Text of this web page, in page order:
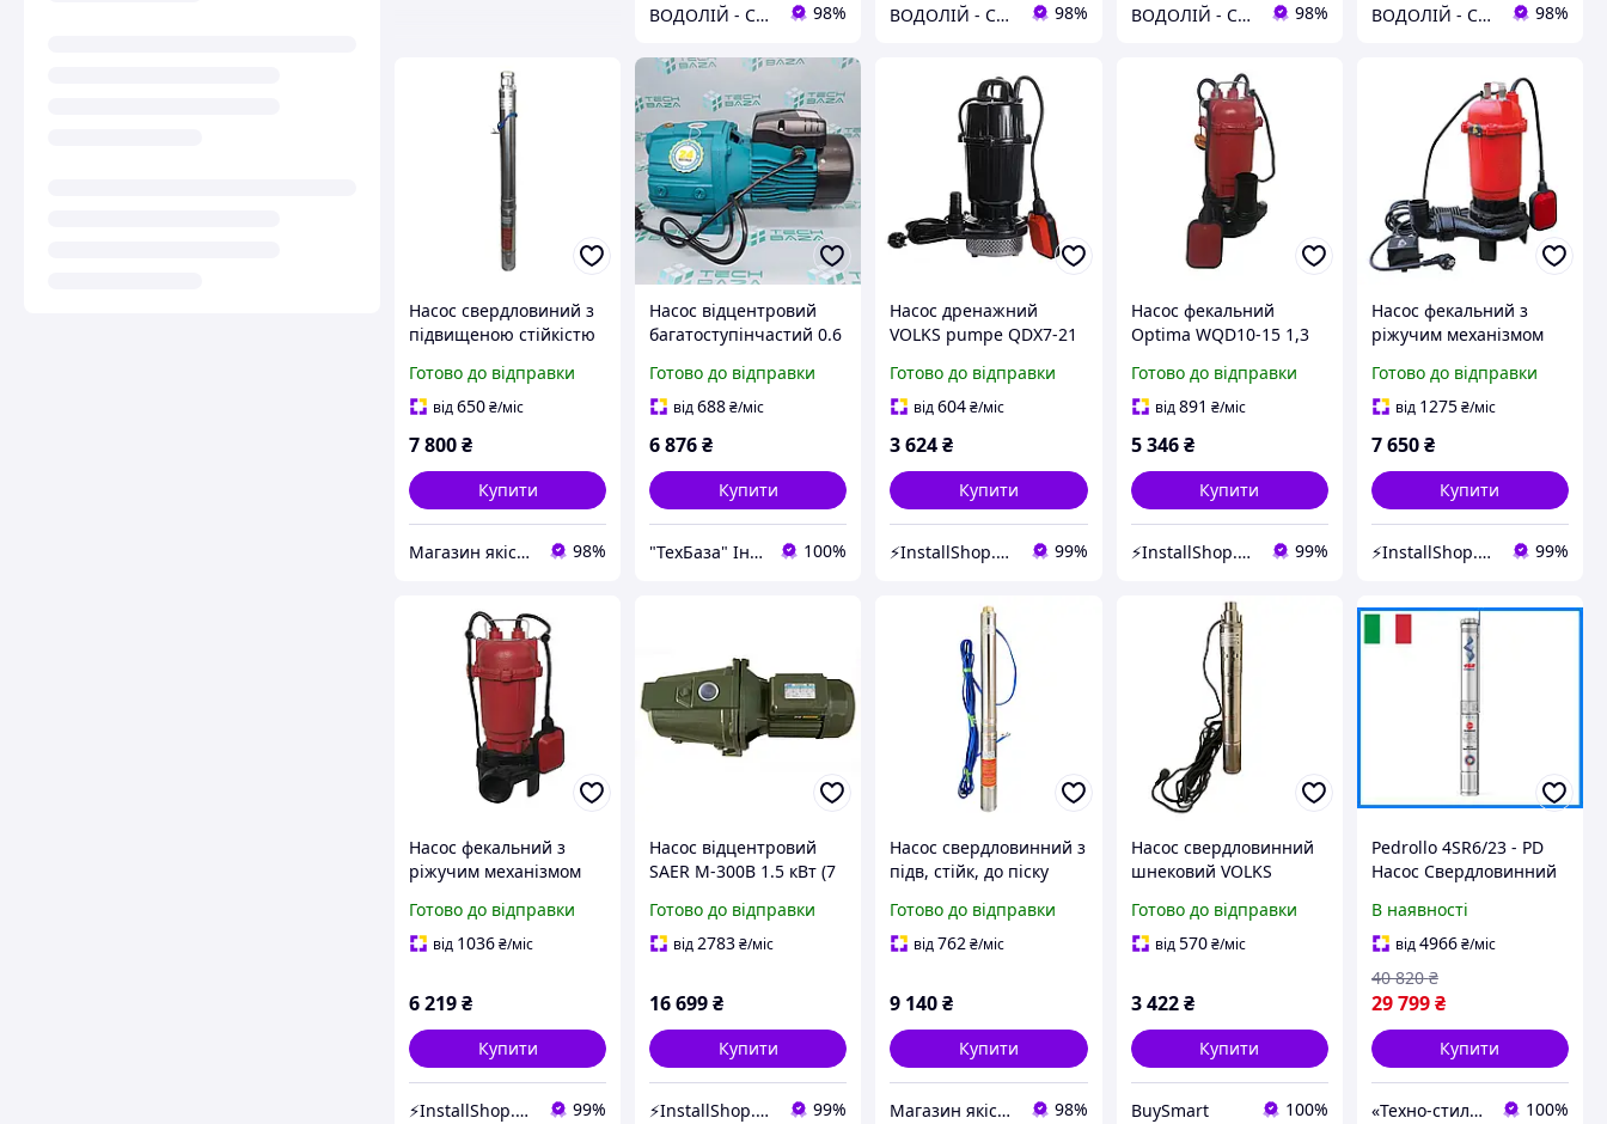
ВОДОЛІЙ - СЕРВІС 98% ВОДОЛІЙ - СЕРВІС 98% ВОДОЛІЙ - СЕРВІС 98% ВОДОЛІЙ - СЕРВІС 98%
Насос свердловиний з
підвищеною стійкістю
3SDm2,5/20 0,75 кВт
90м + 1,5 м кабель
Готово до відправки
від650₴/міс
7 800₴
Купити
Магазин якісної сантехніки 98%
Насос відцентровий
багатоступінчастий 0.6
90л/хв LEO 3.0 3ACm60
(775433)
Готово до відправки
від688₴/міс
6 876₴
Купити
"ТехБаза" Інтернет магазин 100%
Насос дренажний
VOLKS pumpe QDX7-21
Готово до відправки
від604₴/міс
3 624₴
Купити
⚡InstallShop.com.ua⚡ 99%
Насос фекальний
Optima WQD10-15 1,3
Готово до відправки
від891 ₴/міс
5 346 ₴
Купити
⚡InstallShop.com.ua⚡ 99%
Насос фекальний з
ріжучим механізмом
кВт | 000008688
Готово до відправки
від 1275₴/міс
7 650₴
Купити
⚡InstallShop.com.ua⚡ 99%
Насос фекальний з
ріжучим механізмом
1,3 кВт | 000012093
Готово до відправки
від 1036₴/міс
6 219₴
Купити
⚡InstallShop.com.ua⚡ 99%
Насос відцентровий
SAER M-300B 1.5 кВт (7
000015611
Готово до відправки
від2783₴/міс
16 699₴
Купити
⚡InstallShop.com.ua⚡ 99%
Насос свердловинний з
підв, стійк, до піску
0,75 кВт 90м + пульт
+кабель 15м NEW
Готово до відправки
від762₴/міс
9 140₴
Купити
Магазин якісної сантехніки 98%
Насос свердловинний
шнековий VOLKS
0.55кВт для
водопостачання дачі і
Готово до відправки
від570 ₴/міс
3 422 ₴
Купити
BuySmart 100%
Pedrollo 4SR6/23 - PD
Насос Свердловинний
В наявності
від4966₴/міс
29 799₴
40 820 ₴
Купити
«Техно-стиль» - ПІДБІР, ПРОДАЖ ТА РЕМОНТ НАСОСНОГО ОБЛАДНАННЯ 100%